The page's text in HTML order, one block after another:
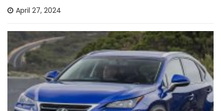
April 27, 2024